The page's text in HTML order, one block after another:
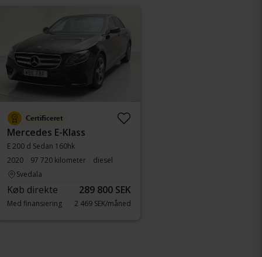
Certificeret
Mercedes E-Klass
E 200 d Sedan 160hk
2020
97 720 kilometer
diesel
Svedala
Køb direkte 289 800 SEK
Med finansiering 2 469 SEK/måned